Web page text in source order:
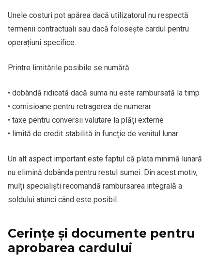
Unele costuri pot apărea dacă utilizatorul nu respectă
termenii contractuali sau dacă folosește cardul pentru
operațiuni specifice.
Printre limitările posibile se numără:
• dobândă ridicată dacă suma nu este rambursată la timp
• comisioane pentru retragerea de numerar
• taxe pentru conversii valutare la plăți externe
• limită de credit stabilită în funcție de venitul lunar
Un alt aspect important este faptul că plata minimă lunară
nu elimină dobânda pentru restul sumei. Din acest motiv,
mulți specialiști recomandă rambursarea integrală a
soldului atunci când este posibil.
Cerințe și documente pentru
aprobarea cardului